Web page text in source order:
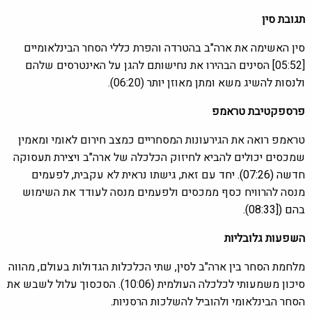
תגובת סין
סין האשימה את ארה"ב בהטרדה והפרת כללי הסחר הבינלאומיים
[05:52] הסינים הבהירו את נחישותם להגן על האינטרסים שלהם
ולנסות להשיג משא ומתן מאוזן יותר (06:20).
פרספקטיבת טראמפ
טראמפ רואה את הגירעונות המסחריים כמצב חירום לאומי ומאמין
שמכסים יכולים להביא לחיזוק הכלכלה של ארה"ב ויצירת תעסוקה
חדשה (07:26). יחד
עם זאת, גישתו נראית לא עקבית, לפעמים
מנסה להרוויח כסף ממכסים ולפעמים מנסה לעודד את השימוש
הם ([08:33).
השפעות גלובליות
מלחמת הסחר בין ארה"ב לסין, שתי הכלכלות הגדולות בעולם, מהווה
סיכון משמעותי לכלכלה העולמית (10:06). הסכסוך עלול לשבש את
הסחר הבינלאומי ולהוביל להשלכות הרסניות.